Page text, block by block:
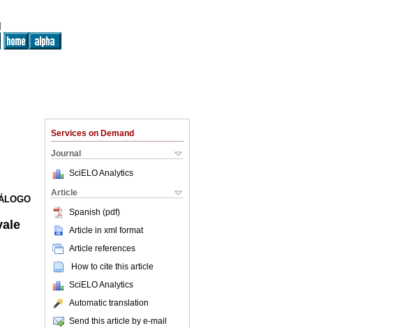
Services on Demand
Journal
SciELO Analytics
Article
Spanish (pdf)
Article in xml format
Article references
How to cite this article
SciELO Analytics
Automatic translation
Send this article by e-mail